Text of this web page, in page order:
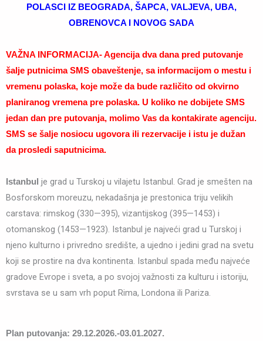
POLASCI IZ BEOGRADA, ŠAPCA, VALJEVA, UBA,
OBRENOVCA I NOVOG SADA
VAŽNA INFORMACIJA- Agencija dva dana pred putovanje
šalje putnicima SMS obaveštenje, sa informacijom o mestu i
vremenu polaska, koje može da bude različito od okvirno
planiranog vremena pre polaska. U koliko ne dobijete SMS
jedan dan pre putovanja, molimo Vas da kontakirate agenciju.
SMS se šalje nosiocu ugovora ili rezervacije i istu je dužan
da prosledi saputnicima.
Istanbul je grad u Turskoj u vilajetu Istanbul. Grad je smešten na
Bosforskom moreuzu, nekadašnja je prestonica triju velikih
carstava: rimskog (330—395), vizantijskog (395—1453) i
otomanskog (1453—1923). Istanbul je najveći grad u Turskoj i
njeno kulturno i privredno središte, a ujedno i jedini grad na svetu
koji se prostire na dva kontinenta. Istanbul spada među najveće
gradove Evrope i sveta, a po svojoj važnosti za kulturu i istoriju,
svrstava se u sam vrh poput Rima, Londona ili Pariza.
Plan putovanja: 29.12.2026.-03.01.2027.